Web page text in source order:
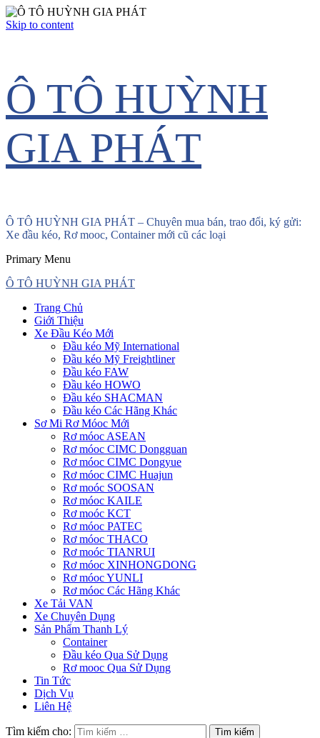
Skip to content
Ô TÔ HUỲNH
GIA PHÁT
Ô TÔ HUỲNH GIA PHÁT – Chuyên mua bán, trao đổi, ký gửi:
Xe đầu kéo, Rơ mooc, Container mới cũ các loại
Primary Menu
Ô TÔ HUỲNH GIA PHÁT
Trang Chủ
Giới Thiệu
Xe Đầu Kéo Mới
Đầu kéo Mỹ International
Đầu kéo Mỹ Freightliner
Đầu kéo FAW
Đầu kéo HOWO
Đầu kéo SHACMAN
Đầu kéo Các Hãng Khác
Sơ Mi Rơ Móoc Mới
Rơ móoc ASEAN
Rơ móoc CIMC Dongguan
Rơ móoc CIMC Dongyue
Rơ móoc CIMC Huajun
Rơ moóc SOOSAN
Rơ móoc KAILE
Rơ moóc KCT
Rơ móoc PATEC
Rơ móoc THACO
Rơ moóc TIANRUI
Rơ móoc XINHONGDONG
Rơ móoc YUNLI
Rơ móoc Các Hãng Khác
Xe Tải VAN
Xe Chuyên Dụng
Sản Phẩm Thanh Lý
Container
Đầu kéo Qua Sử Dụng
Rơ mooc Qua Sử Dụng
Tin Tức
Dịch Vụ
Liên Hệ
Tìm kiếm cho: